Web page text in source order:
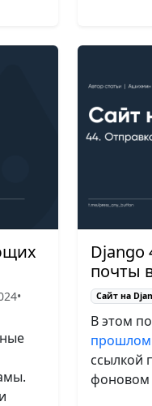
•
Django
почты
Сайт на
В этом
прошлом
ссылкой